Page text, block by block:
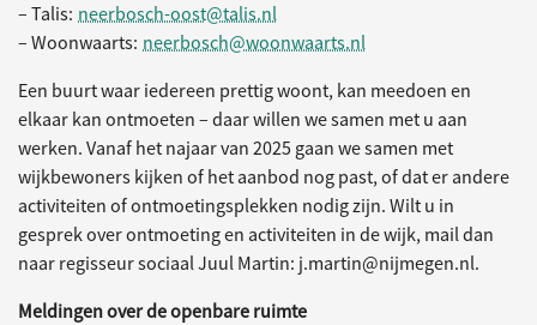
– Talis: neerbosch-oost@talis.nl
– Woonwaarts: neerbosch@woonwaarts.nl
Een buurt waar iedereen prettig woont, kan meedoen en
elkaar kan ontmoeten – daar willen we samen met u aan
werken. Vanaf het najaar van 2025 gaan we samen met
wijkbewoners kijken of het aanbod nog past, of dat er andere
activiteiten of ontmoetingsplekken nodig zijn. Wilt u in
gesprek over ontmoeting en activiteiten in de wijk, mail dan
naar regisseur sociaal Juul Martin: j.martin@nijmegen.nl.
Meldingen over de openbare ruimte